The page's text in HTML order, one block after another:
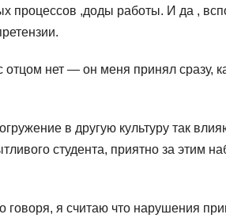
процессов ,доды работы. И да ,
нет — он меня принял сразу,
в другую культуру так
студента, приятно за этим
говоря, я считаю что нарушения